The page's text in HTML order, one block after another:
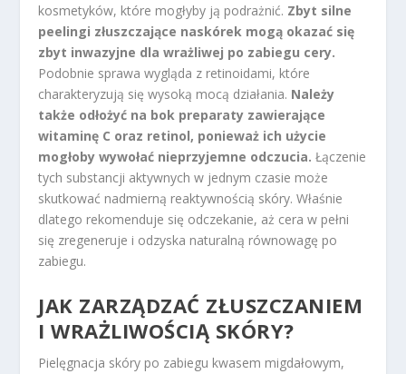
kosmetyków, które mogłyby ją podrażnić. Zbyt silne
peelingi złuszczające naskórek mogą okazać się
zbyt inwazyjne dla wrażliwej po zabiegu cery.
Podobnie sprawa wygląda z retinoidami, które
charakteryzują się wysoką mocą działania. Należy
także odłożyć na bok preparaty zawierające
witaminę C oraz retinol, ponieważ ich użycie
mogłoby wywołać nieprzyjemne odczucia. Łączenie
tych substancji aktywnych w jednym czasie może
skutkować nadmierną reaktywnością skóry. Właśnie
dlatego rekomenduje się odczekanie, aż cera w pełni
się zregeneruje i odzyska naturalną równowagę po
zabiegu.
JAK ZARZĄDZAĆ ZŁUSZCZANIEM
I WRAŻLIWOŚCIĄ SKÓRY?
Pielęgnacja skóry po zabiegu kwasem migdałowym,